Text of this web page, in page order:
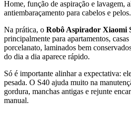
Home, função de aspiração e lavagem,
antiembaraçamento para cabelos e pelos.
Na prática, o Robô Aspirador Xiaomi
principalmente para apartamentos,
porcelanato, laminados bem
do dia a dia aparece rápido.
Só é importante alinhar a expectativa:
pesada. O S40 ajuda muito na
gordura, manchas antigas e rejunte
manual.